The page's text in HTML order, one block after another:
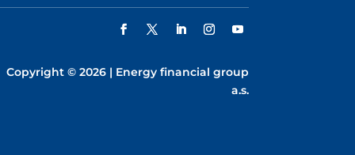
Copyright © 2026 | Energy financial group
a.s.